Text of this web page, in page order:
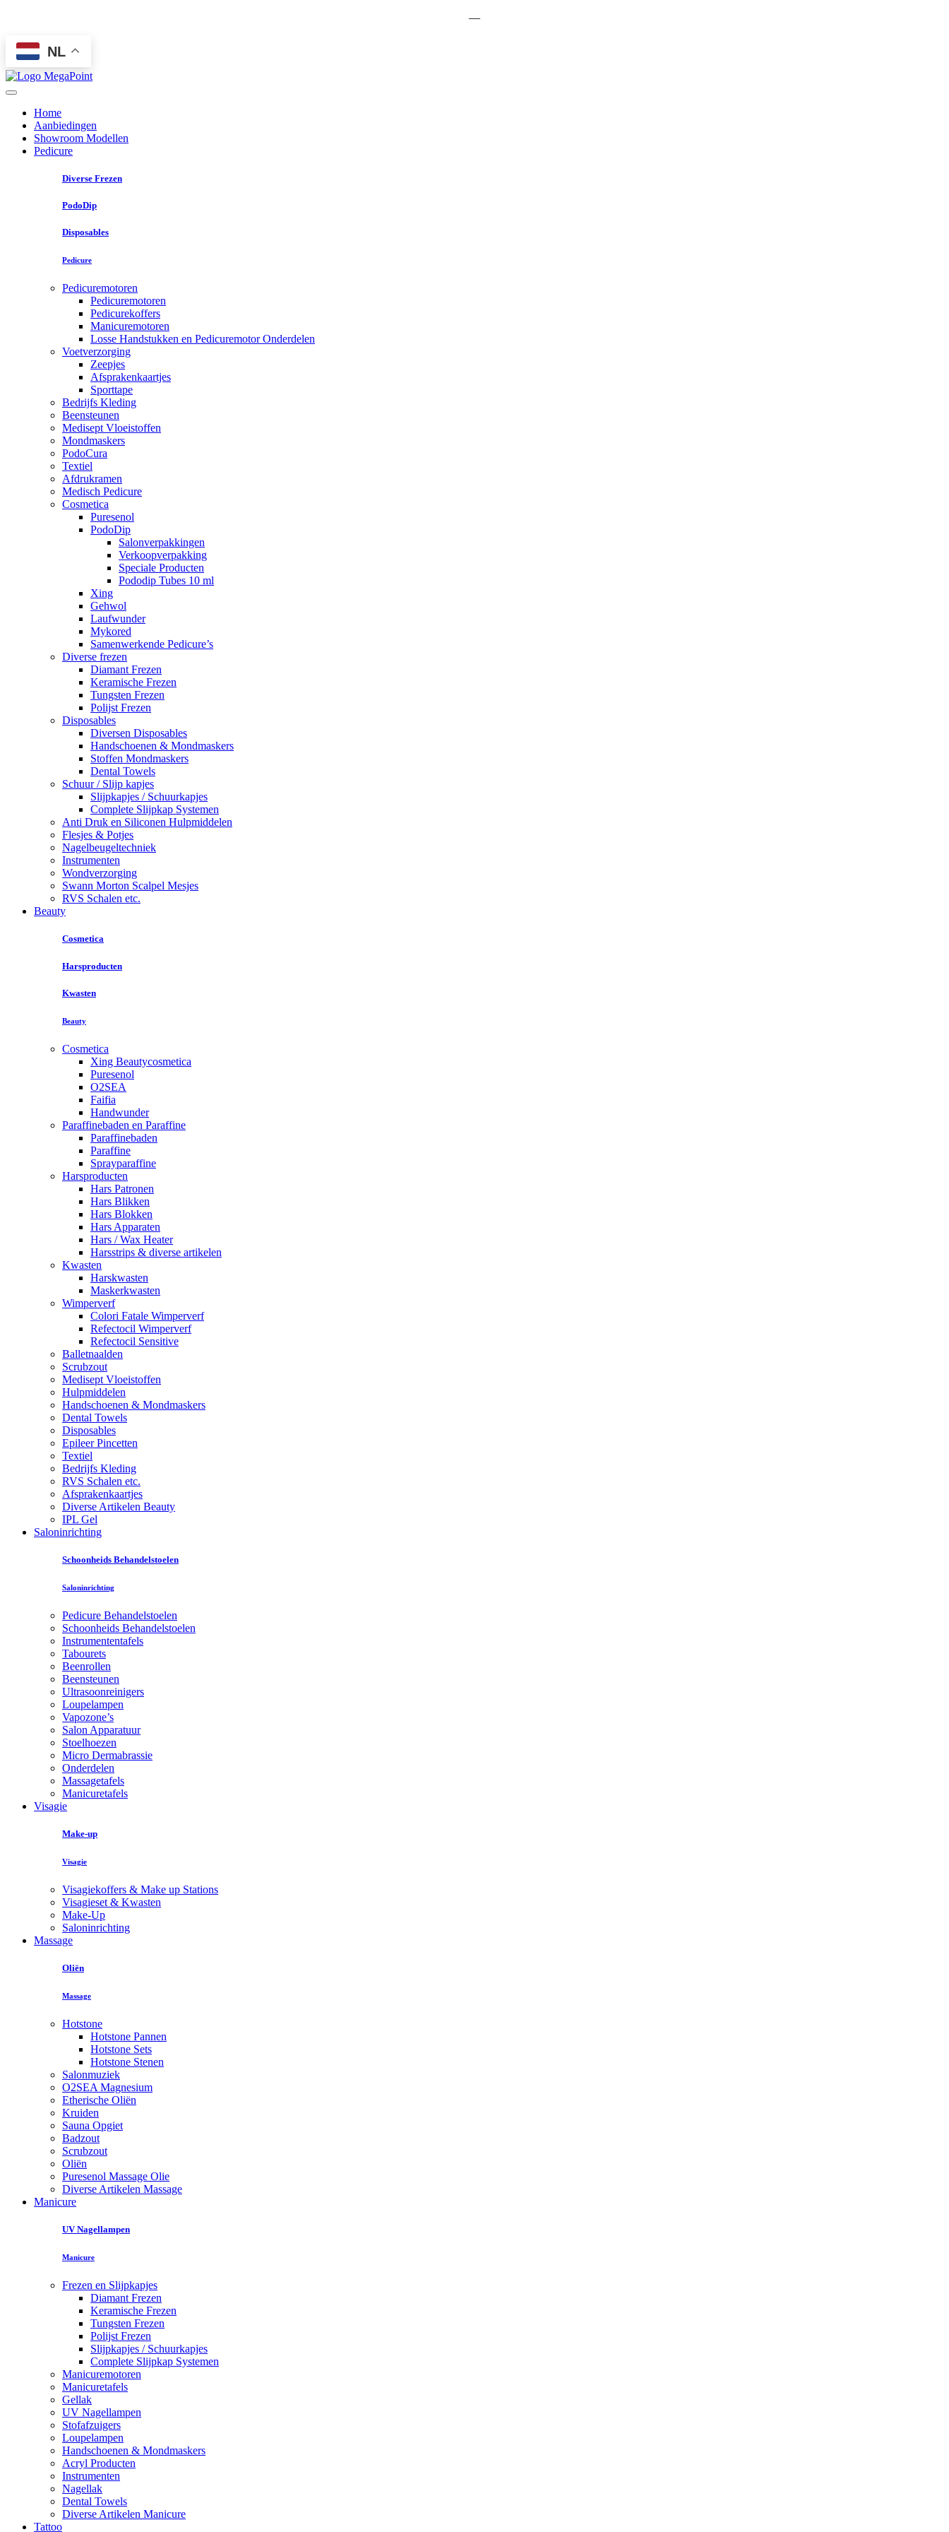
—
NL
Home
Aanbiedingen
Showroom Modellen
Pedicure
Diverse Frezen
PodoDip
Disposables
Pedicure
Pedicuremotoren
Pedicuremotoren
Pedicurekoffers
Manicuremotoren
Losse Handstukken en Pedicuremotor Onderdelen
Voetverzorging
Zeepjes
Afsprakenkaartjes
Sporttape
Bedrijfs Kleding
Beensteunen
Medisept Vloeistoffen
Mondmaskers
PodoCura
Textiel
Afdrukramen
Medisch Pedicure
Cosmetica
Puresenol
PodoDip
Salonverpakkingen
Verkoopverpakking
Speciale Producten
Pododip Tubes 10 ml
Xing
Gehwol
Laufwunder
Mykored
Samenwerkende Pedicure’s
Diverse frezen
Diamant Frezen
Keramische Frezen
Tungsten Frezen
Polijst Frezen
Disposables
Diversen Disposables
Handschoenen & Mondmaskers
Stoffen Mondmaskers
Dental Towels
Schuur / Slijp kapjes
Slijpkapjes / Schuurkapjes
Complete Slijpkap Systemen
Anti Druk en Siliconen Hulpmiddelen
Flesjes & Potjes
Nagelbeugeltechniek
Instrumenten
Wondverzorging
Swann Morton Scalpel Mesjes
RVS Schalen etc.
Beauty
Cosmetica
Harsproducten
Kwasten
Beauty
Cosmetica
Xing Beautycosmetica
Puresenol
O2SEA
Faifia
Handwunder
Paraffinebaden en Paraffine
Paraffinebaden
Paraffine
Sprayparaffine
Harsproducten
Hars Patronen
Hars Blikken
Hars Blokken
Hars Apparaten
Hars / Wax Heater
Harsstrips & diverse artikelen
Kwasten
Harskwasten
Maskerkwasten
Wimperverf
Colori Fatale Wimperverf
Refectocil Wimperverf
Refectocil Sensitive
Balletnaalden
Scrubzout
Medisept Vloeistoffen
Hulpmiddelen
Handschoenen & Mondmaskers
Dental Towels
Disposables
Epileer Pincetten
Textiel
Bedrijfs Kleding
RVS Schalen etc.
Afsprakenkaartjes
Diverse Artikelen Beauty
IPL Gel
Saloninrichting
Schoonheids Behandelstoelen
Saloninrichting
Pedicure Behandelstoelen
Schoonheids Behandelstoelen
Instrumententafels
Tabourets
Beenrollen
Beensteunen
Ultrasoonreinigers
Loupelampen
Vapozone’s
Salon Apparatuur
Stoelhoezen
Micro Dermabrassie
Onderdelen
Massagetafels
Manicuretafels
Visagie
Make-up
Visagie
Visagiekoffers & Make up Stations
Visagieset & Kwasten
Make-Up
Saloninrichting
Massage
Oliën
Massage
Hotstone
Hotstone Pannen
Hotstone Sets
Hotstone Stenen
Salonmuziek
O2SEA Magnesium
Etherische Oliën
Kruiden
Sauna Opgiet
Badzout
Scrubzout
Oliën
Puresenol Massage Olie
Diverse Artikelen Massage
Manicure
UV Nagellampen
Manicure
Frezen en Slijpkapjes
Diamant Frezen
Keramische Frezen
Tungsten Frezen
Polijst Frezen
Slijpkapjes / Schuurkapjes
Complete Slijpkap Systemen
Manicuremotoren
Manicuretafels
Gellak
UV Nagellampen
Stofafzuigers
Loupelampen
Handschoenen & Mondmaskers
Acryl Producten
Instrumenten
Nagellak
Dental Towels
Diverse Artikelen Manicure
Tattoo